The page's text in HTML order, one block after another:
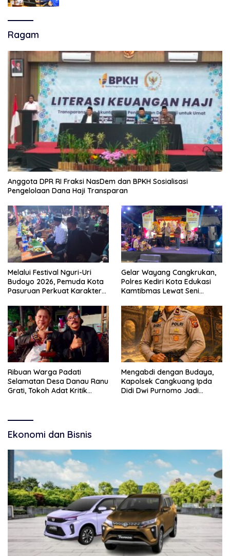
Ragam
Anggota DPR RI Fraksi NasDem dan BPKH Sosialisasi
Pengelolaan Dana Haji Transparan
Melalui Festival Nguri-Uri
Budoyo 2026, Pemuda Kota
Pasuruan Perkuat Karakter
Narkoba
Gelar Wayang Cangkrukan,
Polres Kediri Kota Edukasi
Kamtibmas Lewat Seni
Ribuan Warga Padati
Selamatan Desa Danau Ranu
Grati, Tokoh Adat Kritik
Mengabdi dengan Budaya,
Kapolsek Cangkuang Ipda
Didi Dwi Purnomo Jadi
Ekonomi dan Bisnis